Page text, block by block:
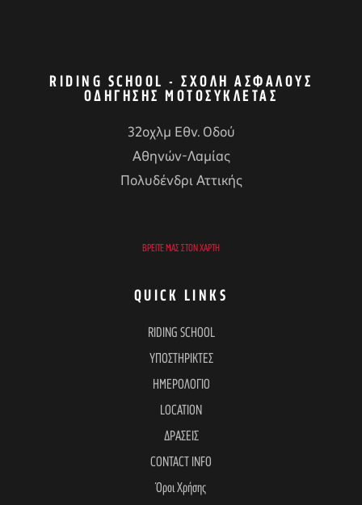
RIDING SCHOOL - ΣΧΟΛΉ ΑΣΦΑΛΟΎΣ
ΟΔΉΓΗΣΗΣ ΜΟΤΟΣΥΚΛΈΤΑΣ
32οχλμ Εθν. Οδού
Αθηνών-Λαμίας
Πολυδένδρι Αττικής
ΒΡΕΊΤΕ ΜΑΣ ΣΤΟΝ ΧΆΡΤΗ
QUICK LINKS
RIDING SCHOOL
ΥΠΟΣΤΗΡΙΚΤΕΣ
ΗΜΕΡΟΛΟΓΙΟ
LOCATION
ΔΡΑΣΕΙΣ
CONTACT INFO
Όροι Χρήσης